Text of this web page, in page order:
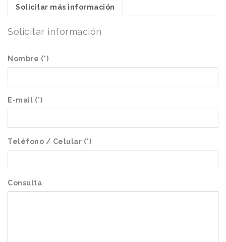
Solicitar más información
Solicitar información
Nombre (*)
E-mail (*)
Teléfono / Celular (*)
Consulta